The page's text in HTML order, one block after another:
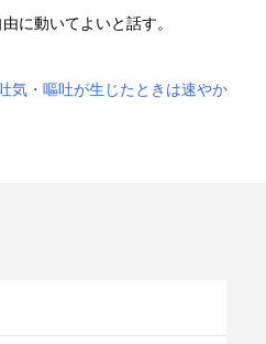
に動いてよいと話す。
・嘔吐が生じたときは速やか